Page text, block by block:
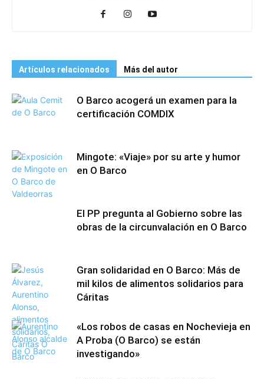
Artículos relacionados Más del autor
O Barco acogerá un examen para la
certificación COMDIX
Mingote: «Viaje» por su arte y humor
en O Barco
El PP pregunta al Gobierno sobre las
obras de la circunvalación en O Barco
Gran solidaridad en O Barco: Más de
mil kilos de alimentos solidarios para
Cáritas
«Los robos de casas en Nochevieja en
A Proba (O Barco) se están
investigando»